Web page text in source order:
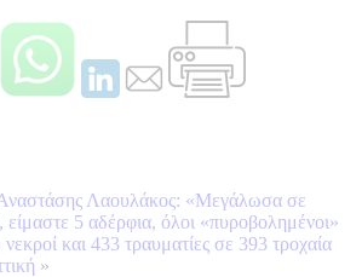
Λαουλάκος: «Μεγάλωσα σε
είμαστε 5 αδέρφια, όλοι «πυροβολημένοι»
και 433 τραυματίες σε 393 τροχαία
»